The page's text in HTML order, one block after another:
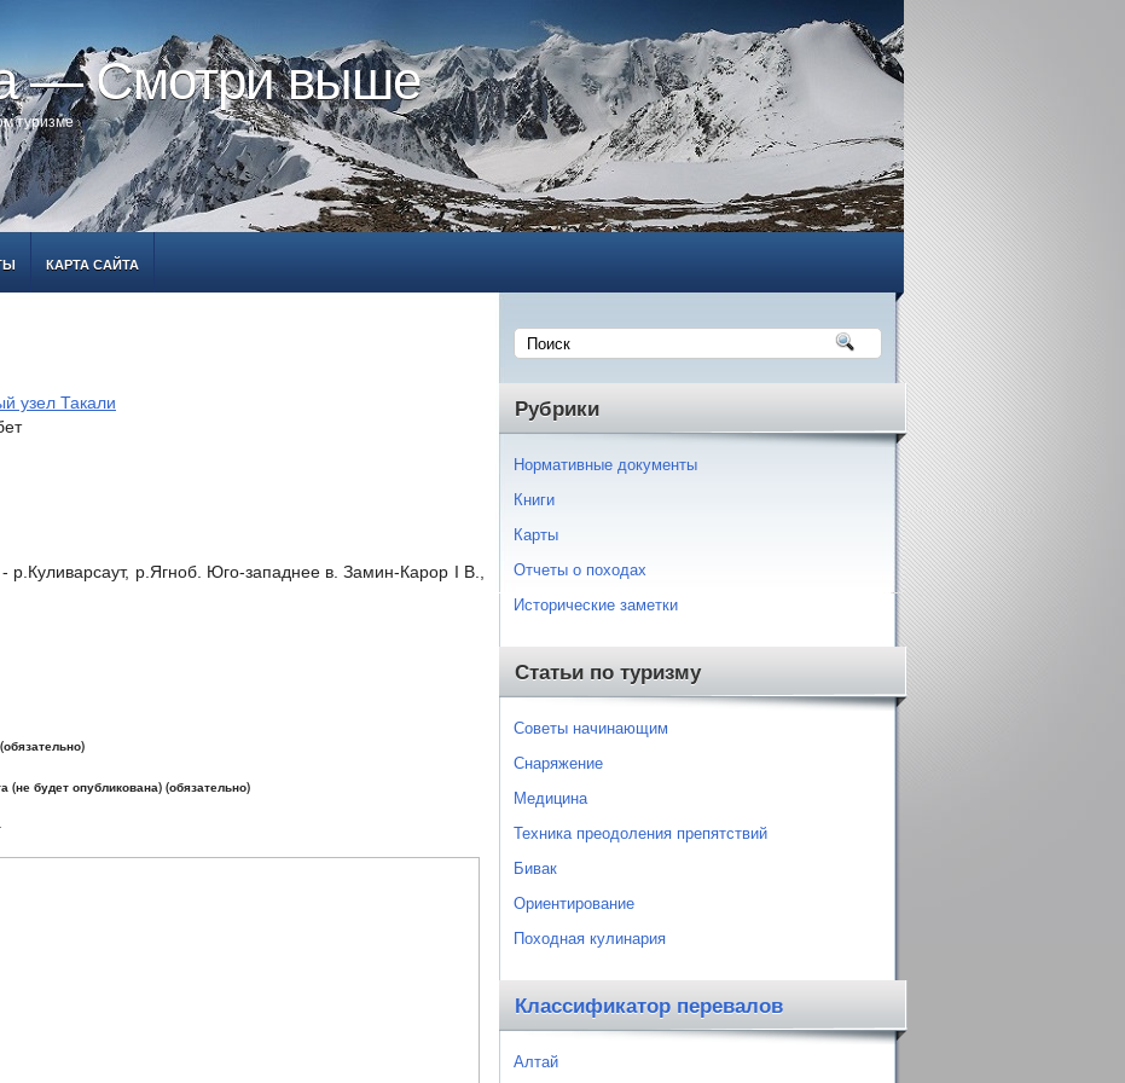
— Смотри выше
туризме
КАРТА САЙТА
узел Такали
р.Куливарсаут, р.Ягноб. Юго-западнее в. Замин-Карор I В.,
(не будет опубликована) (обязательно)
Рубрики
Нормативные документы
Книги
Карты
Отчеты о походах
Исторические заметки
Статьи по туризму
Советы начинающим
Снаряжение
Медицина
Техника преодоления препятствий
Бивак
Ориентирование
Походная кулинария
Классификатор перевалов
Алтай